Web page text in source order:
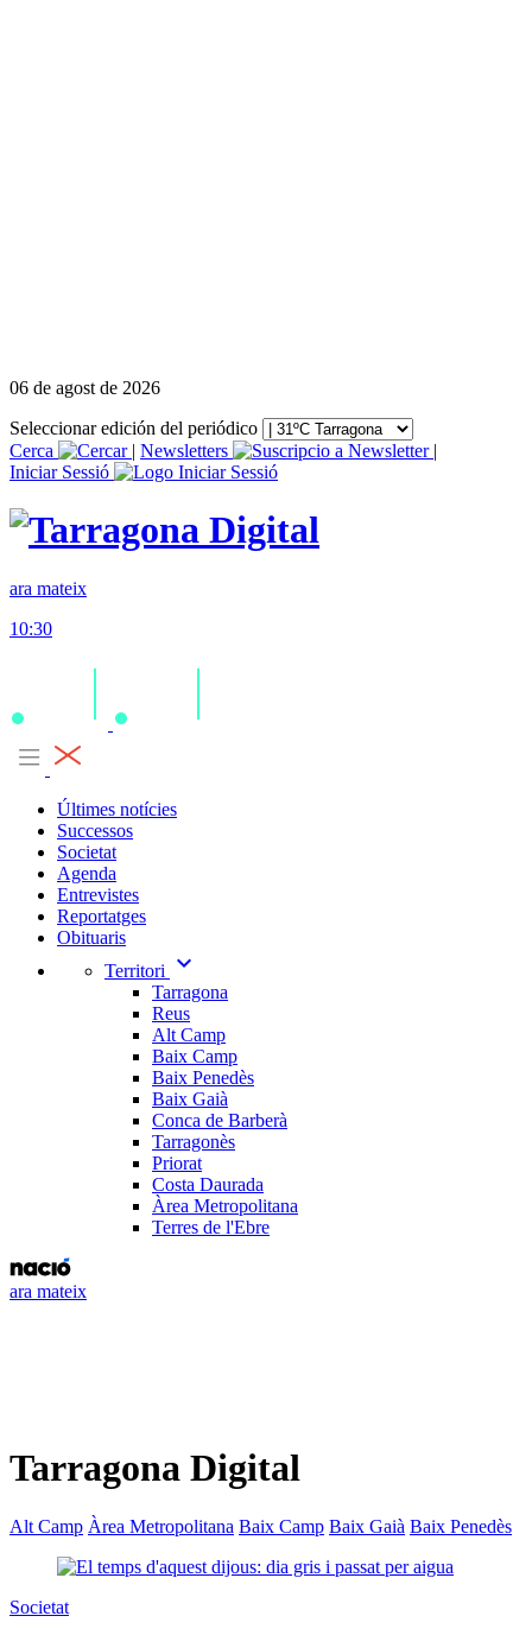
06 de agost de 2026
Seleccionar edición del periódico
Cerca
| Newsletters
|
Iniciar Sessió
ara mateix
10:30
Últimes notícies
Successos
Societat
Agenda
Entrevistes
Reportatges
Obituaris
Territori
expand_more
Tarragona
Reus
Alt Camp
Baix Camp
Baix Penedès
Baix Gaià
Conca de Barberà
Tarragonès
Priorat
Costa Daurada
Àrea Metropolitana
Terres de l'Ebre
ara mateix
Tarragona Digital
Alt Camp Àrea Metropolitana Baix Camp Baix Gaià Baix Penedès
Societat